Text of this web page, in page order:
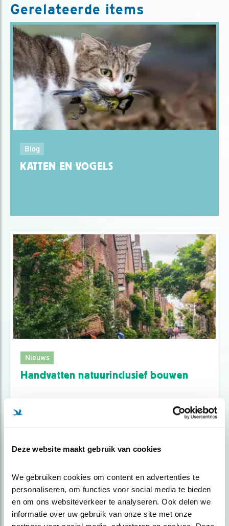
Deze website maakt gebruik van cookies
We gebruiken cookies om content en advertenties te
personaliseren, om functies voor social media te bieden
en om ons websiteverkeer te analyseren. Ook delen we
informatie over uw gebruik van onze site met onze
Gerelateerde items
Blog
KATTEN EN VOGELS
Nieuws
Handvatten natuurinclusief bouwen